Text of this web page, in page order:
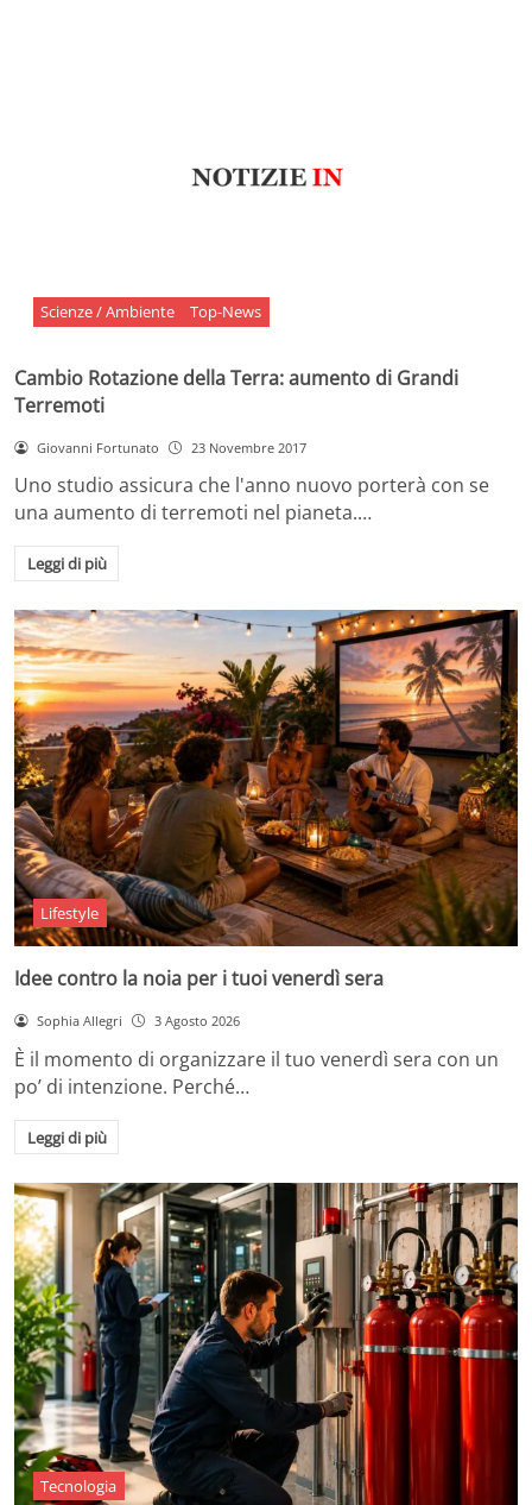
Scienze / Ambiente Top-News
Cambio Rotazione della Terra: aumento di Grandi
Terremoti
Giovanni Fortunato 23 Novembre 2017
Uno studio assicura che l'anno nuovo porterà con se
una aumento di terremoti nel pianeta.…
Leggi di più
Lifestyle
Idee contro la noia per i tuoi venerdì sera
Sophia Allegri 3 Agosto 2026
È il momento di organizzare il tuo venerdì sera con un
po’ di intenzione. Perché…
Leggi di più
Tecnologia